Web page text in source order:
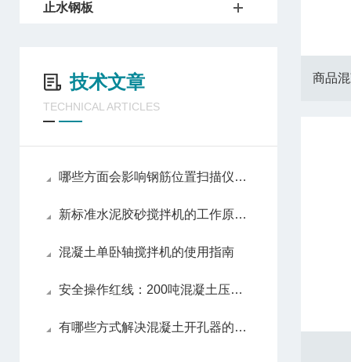
止水钢板
技术文章
TECHNICAL ARTICLES
哪些方面会影响钢筋位置扫描仪的准确度
新标准水泥胶砂搅拌机的工作原理探秘：公转与自转的精密配合
混凝土单卧轴搅拌机的使用指南
安全操作红线：200吨混凝土压力试验机的防护装置与应急措施
有哪些方式解决混凝土开孔器的故障
商品